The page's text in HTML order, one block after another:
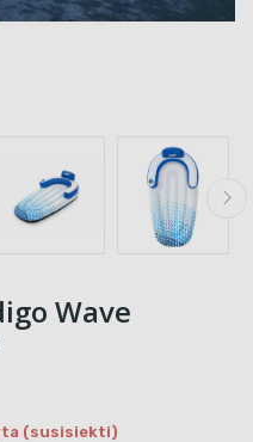
Wave
(susisiekti)